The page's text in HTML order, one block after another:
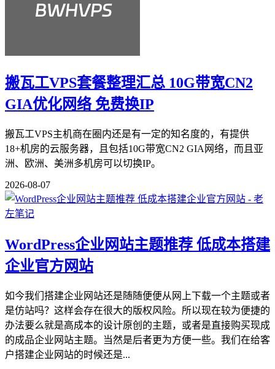
搬瓦工VPS套餐整理汇总 10G带宽CN2
GIA优化网络 免费换IP
搬瓦工VPS主机商在圈内还是有一定的知名度的，有提供
18+机房的云服务器，且包括10G带宽CN2 GIA网络，而且亚
洲、欧洲、美洲多机房可以切换IP。
2026-08-07
WordPress企业网站主题推荐 低成本搭建
企业官方网站
如今我们搭建企业网站还是随随便便从网上下载一个主题或者
是仿站吗？这样会存在很大的版权风险。所以现在较为便捷的
办法要么就是高成本的设计原创的主题，或者是直接购买现成
的成品企业网站主题。当然是后者更为方便一些。我们在给客
户搭建企业网站的时候还是...